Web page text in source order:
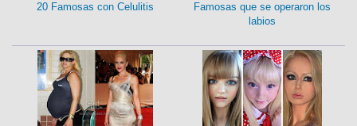
20 Famosas con Celulitis
Famosas que se operaron los
labios